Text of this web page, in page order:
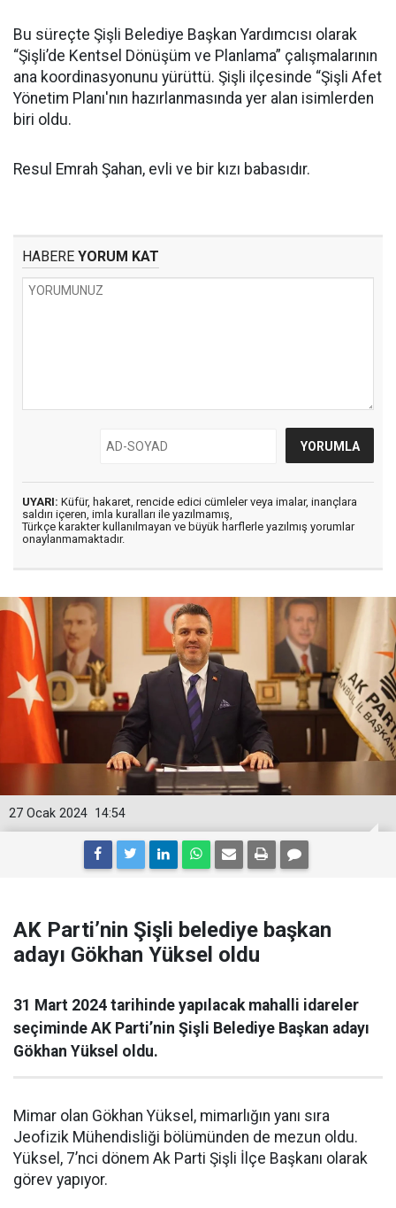
Bu süreçte Şişli Belediye Başkan Yardımcısı olarak
“Şişli’de Kentsel Dönüşüm ve Planlama” çalışmalarının
ana koordinasyonunu yürüttü. Şişli ilçesinde “Şişli Afet
Yönetim Planı'nın hazırlanmasında yer alan isimlerden
biri oldu.
Resul Emrah Şahan, evli ve bir kızı babasıdır.
HABERE YORUM KAT
UYARI: Küfür, hakaret, rencide edici cümleler veya imalar, inançlara
saldırı içeren, imla kuralları ile yazılmamış,
Türkçe karakter kullanılmayan ve büyük harflerle yazılmış yorumlar
onaylanmamaktadır.
14:54
27 Ocak 2024
AK Parti’nin Şişli belediye başkan
adayı Gökhan Yüksel oldu
31 Mart 2024 tarihinde yapılacak mahalli idareler
seçiminde AK Parti’nin Şişli Belediye Başkan adayı
Gökhan Yüksel oldu.
Mimar olan Gökhan Yüksel, mimarlığın yanı sıra
Jeofizik Mühendisliği bölümünden de mezun oldu.
Yüksel, 7’nci dönem Ak Parti Şişli İlçe Başkanı olarak
görev yapıyor.